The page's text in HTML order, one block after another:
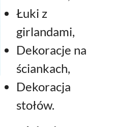
Łuki z
girlandami,
Dekoracje na
ściankach,
Dekoracja
stołów.